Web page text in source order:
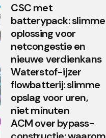
CSC met
batterypack: slimme
oplossing voor
netcongestie en
nieuwe verdienkans
Waterstof-ijzer
flowbatterij: slimme
opslag voor uren,
niet minuten
ACM over bypass-